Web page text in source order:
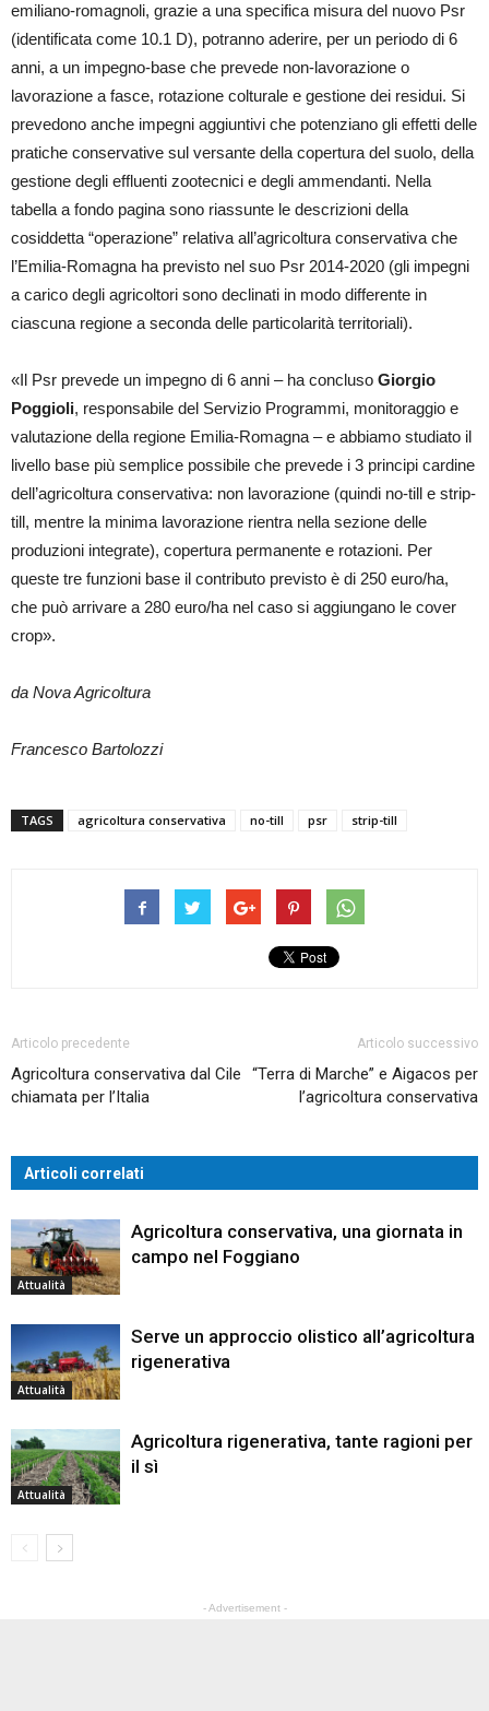
emiliano-romagnoli, grazie a una specifica misura del nuovo Psr
(identificata come 10.1 D), potranno aderire, per un periodo di 6
anni, a un impegno-base che prevede non-lavorazione o
lavorazione a fasce, rotazione colturale e gestione dei residui. Si
prevedono anche impegni aggiuntivi che potenziano gli effetti delle
pratiche conservative sul versante della copertura del suolo, della
gestione degli effluenti zootecnici e degli ammendanti. Nella
tabella a fondo pagina sono riassunte le descrizioni della
cosiddetta “operazione” relativa all’agricoltura conservativa che
l’Emilia-Romagna ha previsto nel suo Psr 2014-2020 (gli impegni
a carico degli agricoltori sono declinati in modo differente in
ciascuna regione a seconda delle particolarità territoriali).
«Il Psr prevede un impegno di 6 anni – ha concluso Giorgio
Poggioli, responsabile del Servizio Programmi, monitoraggio e
valutazione della regione Emilia-Romagna – e abbiamo studiato il
livello base più semplice possibile che prevede i 3 principi cardine
dell’agricoltura conservativa: non lavorazione (quindi no-till e strip-
till, mentre la minima lavorazione rientra nella sezione delle
produzioni integrate), copertura permanente e rotazioni. Per
queste tre funzioni base il contributo previsto è di 250 euro/ha,
che può arrivare a 280 euro/ha nel caso si aggiungano le cover
crop».
da Nova Agricoltura
Francesco Bartolozzi
TAGS agricoltura conservativa no-till psr strip-till
Articolo precedente
Agricoltura conservativa dal Cile
chiamata per l’Italia
Articolo successivo
“Terra di Marche” e Aigacos per
l’agricoltura conservativa
Articoli correlati
Attualità
Agricoltura conservativa, una giornata in
campo nel Foggiano
Attualità
Serve un approccio olistico all’agricoltura
rigenerativa
Attualità
Agricoltura rigenerativa, tante ragioni per
il sì
- Advertisement -